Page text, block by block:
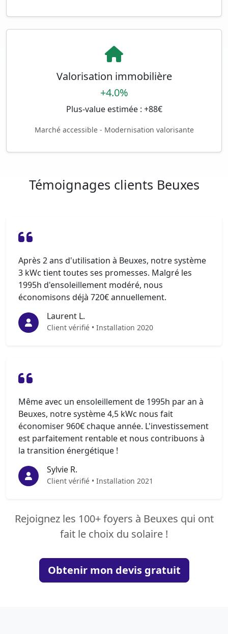
Valorisation immobilière
+4.0%
Plus-value estimée : +88€
Marché accessible - Modernisation valorisante
Témoignages clients Beuxes
Après 2 ans d'utilisation à Beuxes, notre système
3 kWc tient toutes ses promesses. Malgré les
1995h d'ensoleillement modéré, nous
économisons déjà 720€ annuellement.
Laurent L.
Client vérifié • Installation 2020
Même avec un ensoleillement de 1995h par an à
Beuxes, notre système 4,5 kWc nous fait
économiser 960€ chaque année. L'investissement
est parfaitement rentable et nous contribuons à
la transition énergétique !
Sylvie R.
Client vérifié • Installation 2021
Rejoignez les 100+ foyers à Beuxes qui ont
fait le choix du solaire !
Obtenir mon devis gratuit